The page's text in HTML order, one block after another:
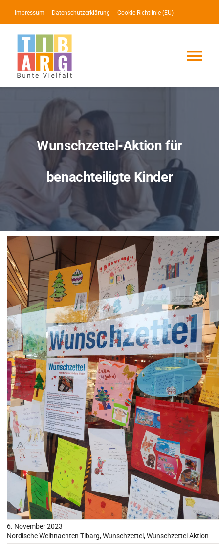
Inhalt
springen
Impressum Datenschutzerklärung Cookie-Richtlinie (EU)
Service
Events
Impressionen
Über uns
SUCHE
NACH:
Wunschzettel-Aktion für
benachteiligte Kinder
6. November 2023 |
Nordische Weihnachten Tibarg,Wunschzettel,Wunschzettel Aktion